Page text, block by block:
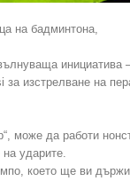
на бадминтона,
инициатива
за изстрелване на
може да работи
ударите.
което ще ви